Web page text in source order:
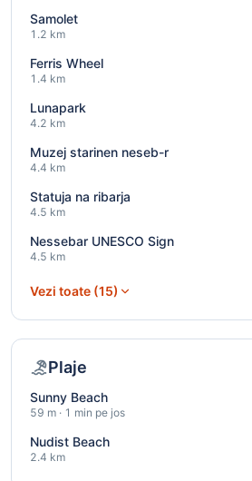
Samolet
1.2 km
Ferris Wheel
1.4 km
Lunapark
4.2 km
Muzej starinen neseb-r
4.4 km
Statuja na ribarja
4.5 km
Nessebar UNESCO Sign
4.5 km
Vezi toate (15)
Plaje
Sunny Beach
59 m · 1 min pe jos
Nudist Beach
2.4 km